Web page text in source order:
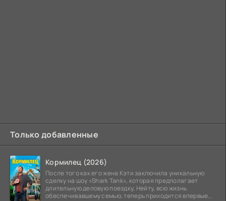
Только добавленные
Кормилец (2026)
После того как его жена Кэти заключила уникальную
сделку на шоу «Shark Tank», которая предполагает
длительную деловую поездку, Нейту, всю жизнь
обеспечивавшему семью, теперь приходится впервые